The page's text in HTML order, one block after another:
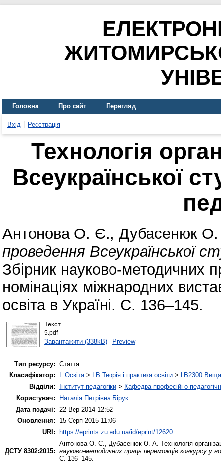
Головна Про сайт Перегляд
Вхід Реєстрація
Технологія
Всеукраїнської
Антонова О. Є., Дубасенюк
проведення Всеукраїнської
Збірник науково-методичних
номінаціях міжнародних
освіта в Україні. С. 136–145.
Текст
5.pdf
Завантажити (338kB)| Preview
Тип ресурсу: Стаття
Класифікатор:
L Освіта> LB Теорія і практика освіти > LB2300 Вища
Відділи:
Інститут педагогіки > Кафедра професійно-
Користувач:
Наталія Петрівна Бірук
Дата подачі: 22 Вер 2014 12:52
Оновлення:
15 Серп 2015 11:06
URI:
https://eprints.zu.edu.ua/id/eprint/12620
ДСТУ 8302:2015:
Антонова О. Є., Дубасенюк О. А. Технологія
науково-методичних праць переможців конкурсу у
С. 136–145.